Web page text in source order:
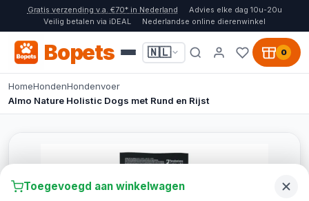
Gratis verzending v.a. €70* in Nederland
Advies elke dag 10u-20u
Veilig betalen via iDEAL
Nederlandse online dierenwinkel
Bopets 🇳🇱 0
HomeHondenHondenvoer
Almo Nature Holistic Dogs met Rund en Rijst
Toegevoegd aan winkelwagen